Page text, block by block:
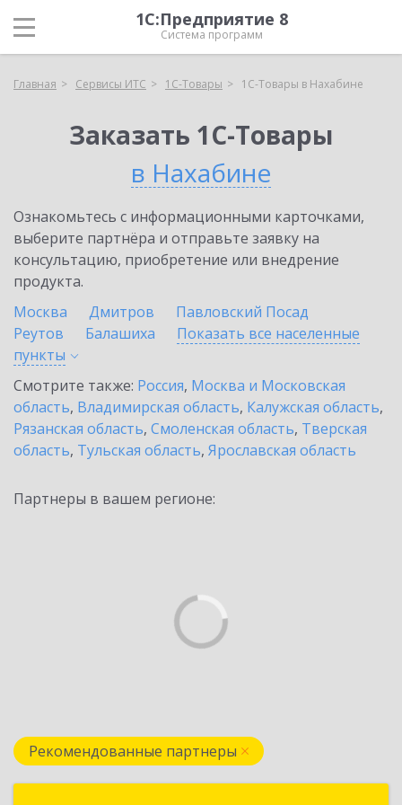
1С:Предприятие 8
Система программ
Главная Сервисы ИТС 1С-Товары 1С-Товары в Нахабине
Заказать 1С-Товары
в Нахабине
Ознакомьтесь с информационными карточками,
выберите партнёра и отправьте заявку на
консультацию, приобретение или внедрение
продукта.
Москва
Дмитров
Павловский Посад
Реутов
Балашиха
Показать все населенные
пункты
Смотрите также: Россия, Москва и Московская
область, Владимирская область, Калужская область,
Рязанская область, Смоленская область, Тверская
область, Тульская область, Ярославская область
Партнеры в вашем регионе:
Рекомендованные партнеры